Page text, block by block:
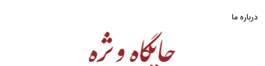
درباره ما